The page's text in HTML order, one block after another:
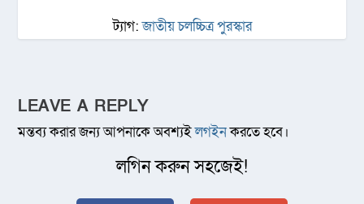
ট্যাগ:জাতীয় চলচ্চিত্র পুরস্কার
LEAVE A REPLY
মন্তব্য করার জন্য আপনাকে অবশ্যইলগইনকরতে হবে।
লগিন করুন সহজেই!